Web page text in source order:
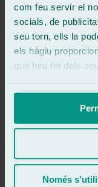
com feu servir el
socials, de
seu torn, ells la
els hàgiu
que heu fet dels
Només
Veure ressenya
WG
westfr gt
Ressenya de
/5· Fa 11 mesos
Veure ressenya
JL
/5· Fa 11 mesos